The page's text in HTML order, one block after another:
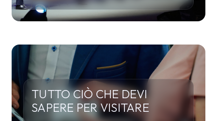
TUTTO CIÒ CHE DEVI
SAPERE PER VISITARE